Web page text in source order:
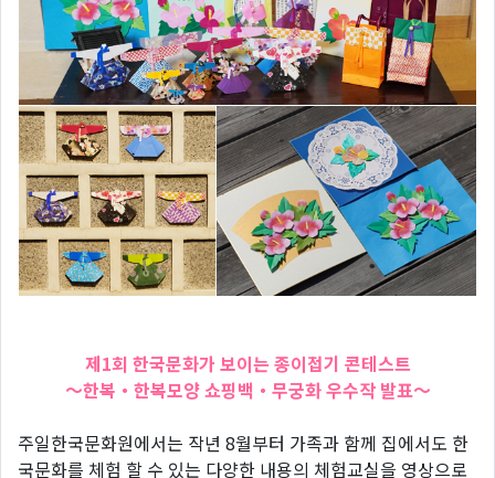
제1회 한국문화가 보이는 종이접기 콘테스트
～한복・한복모양 쇼핑백・무궁화 우수작 발표～
주일한국문화원에서는 작년 8월부터 가족과 함께 집에서도 한
국문화를 체험 할 수 있는 다양한 내용의 체험교실을 영상으로